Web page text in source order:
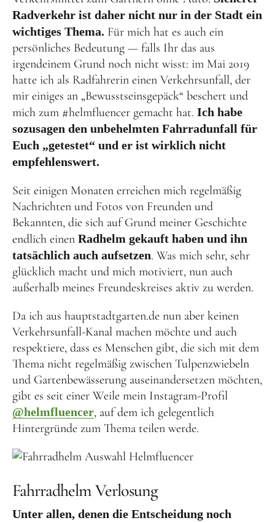
Radverkehr ist daher nicht nur in der Stadt ein
wichtiges Thema. Für mich hat es auch ein
persönliches Bedeutung — falls Ihr das aus
irgendeinem Grund noch nicht wisst: im Mai 2019
hatte ich als Radfahrerin einen Verkehrsunfall, der
mir einiges an „Bewusstseinsgepäck“ beschert und
mich zum #helmfluencer gemacht hat. Ich habe
sozusagen den unbehelmten Fahrradunfall für
Euch „getestet“ und er ist wirklich nicht
empfehlenswert.
Seit einigen Monaten erreichen mich regelmäßig
Nachrichten und Fotos von Freunden und
Bekannten, die sich auf Grund meiner Geschichte
endlich einen Radhelm gekauft haben und ihn
tatsächlich auch aufsetzen. Was mich sehr, sehr
glücklich macht und mich motiviert, nun auch
außerhalb meines Freundeskreises aktiv zu werden.
Da ich aus hauptstadtgarten.de nun aber keinen
Verkehrsunfall-Kanal machen möchte und auch
respektiere, dass es Menschen gibt, die sich mit dem
Thema nicht regelmäßig zwischen Tulpenzwiebeln
und Gartenbewässerung auseinandersetzen möchten,
gibt es seit einer Weile mein Instagram-Profil
@helmfluencer, auf dem ich gelegentlich
Hintergründe zum Thema teilen werde.
Fahrradhelm Verlosung
Unter allen, denen die Entscheidung noch